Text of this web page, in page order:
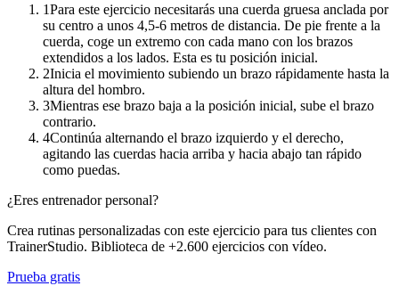
1Para este ejercicio necesitarás una cuerda gruesa anclada por
su centro a unos 4,5-6 metros de distancia. De pie frente a la
cuerda, coge un extremo con cada mano con los brazos
extendidos a los lados. Esta es tu posición inicial.
2Inicia el movimiento subiendo un brazo rápidamente hasta la
altura del hombro.
3Mientras ese brazo baja a la posición inicial, sube el brazo
contrario.
4Continúa alternando el brazo izquierdo y el derecho,
agitando las cuerdas hacia arriba y hacia abajo tan rápido
como puedas.
¿Eres entrenador personal?
Crea rutinas personalizadas con este ejercicio para tus clientes con
TrainerStudio. Biblioteca de +2.600 ejercicios con vídeo.
Prueba gratis